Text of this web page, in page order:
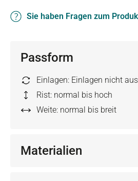
Sie haben Fragen zum
Passform
Einlagen: Einlagen nicht
Rist: normal bis hoch
Weite: normal bis breit
Materialien